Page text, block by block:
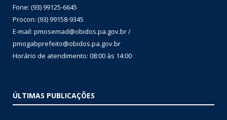
Fone: (93) 99125-6645
Procon: (93) 99158-9345
E-mail: pmosemad@obidos.pa.gov.br /
pmogabprefeito@obidos.pa.gov.br
Horário de atendimento: 08:00 às 14:00
ÚLTIMAS PUBLICAÇÕES